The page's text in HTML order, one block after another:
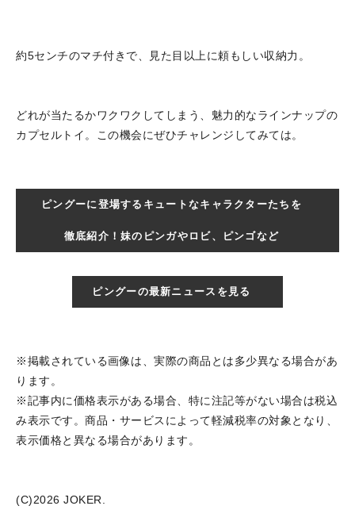
約5センチのマチ付きで、見た目以上に頼もしい収納力。
どれが当たるかワクワクしてしまう、魅力的なラインナップの
カプセルトイ。この機会にぜひチャレンジしてみては。
ピングーに登場するキュートなキャラクターたちを
徹底紹介！妹のピンガやロビ、ピンゴなど
ピングーの最新ニュースを見る
※掲載されている画像は、実際の商品とは多少異なる場合があ
ります。
※記事内に価格表示がある場合、特に注記等がない場合は税込
み表示です。商品・サービスによって軽減税率の対象となり、
表示価格と異なる場合があります。
(C)2026 JOKER.